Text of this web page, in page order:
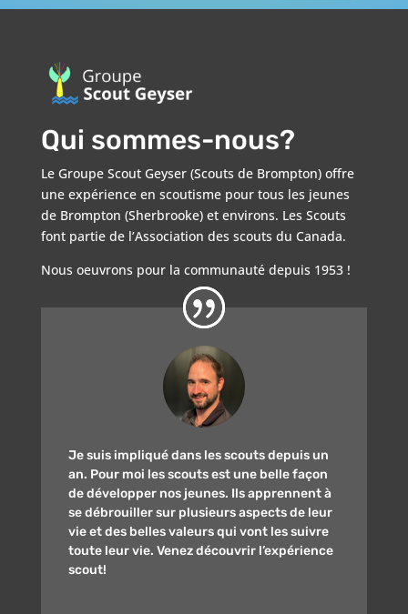
Qui sommes-nous?
Le Groupe Scout Geyser (Scouts de Brompton) offre
une expérience en scoutisme pour tous les jeunes
de Brompton (Sherbrooke) et environs. Les Scouts
font partie de l’Association des scouts du Canada.
Nous oeuvrons pour la communauté depuis 1953 !
Je suis impliqué dans les scouts depuis un
an. Pour moi les scouts est une belle façon
de développer nos jeunes. Ils apprennent à
se débrouiller sur plusieurs aspects de leur
vie et des belles valeurs qui vont les suivre
toute leur vie. Venez découvrir l’expérience
scout!